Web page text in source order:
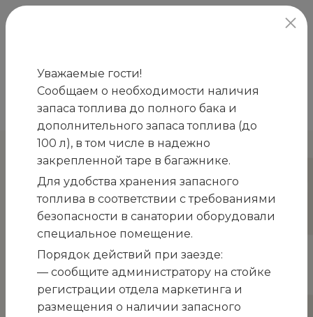
Главная / Новости / Как добраться?
Как добраться?
Уважаемые гости!
Сообщаем о необходимости наличия
запаса топлива до полного бака и
дополнительного запаса топлива (до
100 л), в том числе в надежно
закрепленной таре в багажнике.
Для удобства хранения запасного
топлива в соответствии с требованиями
безопасности в санатории оборудовали
специальное помещение.
Порядок действий при заезде:
— сообщите администратору на стойке
регистрации отдела маркетинга и
размещения о наличии запасного